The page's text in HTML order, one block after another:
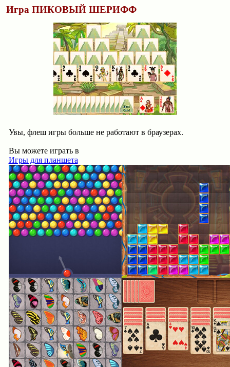
Игра ПИКОВЫЙ ШЕРИФФ
Увы, флеш игры больше не работают в браузерах.
Вы можете играть в
Игры для планшета